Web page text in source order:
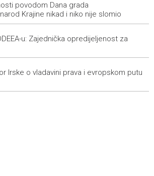
IDDEEA-u: Zajednička opredijeljenost
Irske o vladavini prava i
kod Konjica, u gašenju sudjelovali Air
a BiH
povodom Dana grada
Krajine nikad i niko nije slomio
u: Zajednička opredijeljenost za
Irske o vladavini prava i evropskom putu